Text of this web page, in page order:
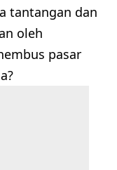
tantangan dan
oleh
pasar